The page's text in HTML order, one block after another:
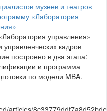
музеев и театров
«Лаборатория
управления»
управленческих кадров
построено в два этапа:
и программа
по модели MBA.